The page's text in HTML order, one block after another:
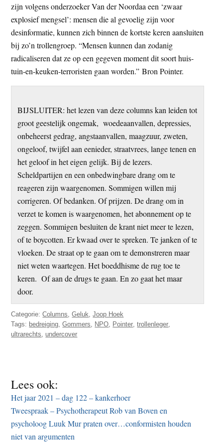
zijn volgens onderzoeker Van der Noordaa een ‘zwaar
explosief mengsel’: mensen die al gevoelig zijn voor
desinformatie, kunnen zich binnen de kortste keren aansluiten
bij zo’n trollengroep. “Mensen kunnen dan zodanig
radicaliseren dat ze op een gegeven moment dit soort huis-
tuin-en-keuken-terroristen gaan worden.” Bron Pointer.
BIJSLUITER: het lezen van deze columns kan leiden tot
groot geestelijk ongemak, woedeaanvallen, depressies,
onbeheerst gedrag, angstaanvallen, maagzuur, zweten,
ongeloof, twijfel aan eenieder, straatvrees, lange tenen en
het geloof in het eigen gelijk. Bij de lezers.
Scheldpartijen en een onbedwingbare drang om te
reageren zijn waargenomen. Sommigen willen mij
corrigeren. Of bedanken. Of prijzen. De drang om in
verzet te komen is waargenomen, het abonnement op te
zeggen. Sommigen besluiten de krant niet meer te lezen,
of te boycotten. Er kwaad over te spreken. Te janken of te
vloeken. De straat op te gaan om te demonstreren maar
niet weten waartegen. Het boeddhisme de rug toe te
keren. Of aan de drugs te gaan. En zo gaat het maar
door.
Categorie:Columns,Geluk,Joop Hoek
Tags: bedreiging,Gommers, NPO, Pointer,trollenleger,
ultrarechts,undercover
Lees ook:
Het jaar 2021 – dag 122 – kankerhoer
Tweespraak – Psychotherapeut Rob van Boven en
psycholoog Luuk Mur praten over…conformisten houden
niet van argumenten